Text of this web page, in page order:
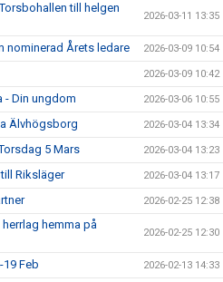
till helgen
2026-03-11 13:35
nominerad Årets ledare 2026-03-09 10:54
2026-03-09 10:42
- Din ungdom 2026-03-06 10:55
Älvhögsborg 2026-03-04 13:34
5 Mars 2026-03-04 13:23
Riksläger 2026-03-04 13:17
2026-02-25 12:38
hemma på
2026-02-25 12:30
Feb 2026-02-13 14:33